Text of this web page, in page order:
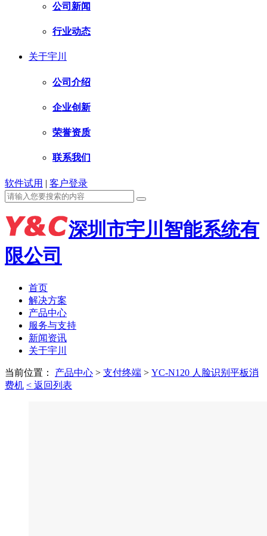
公司新闻
行业动态
关于宇川
公司介绍
企业创新
荣誉资质
联系我们
软件试用 | 客户登录
深圳市宇川智能系统有
限公司
首页
解决方案
产品中心
服务与支持
新闻资讯
关于宇川
当前位置： 产品中心 > 支付终端 > YC-N120 人脸识别平板消
费机 < 返回列表